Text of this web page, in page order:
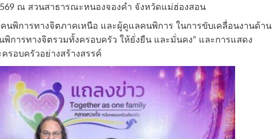
ณ สวนสาธารณะหนองจองคำ จังหวัดแม่ฮ่องสอน
นพิการทางจิตภาคเหนือ และผู้ดูแลคนพิการ ในการขับเคลื่อนงานด้าน
พิการทางจิตรวมทั้งครอบครัว ให้ยั่งยืน และมั่นคง” และการแสดง
รอบครัวอย่างสร้างสรรค์